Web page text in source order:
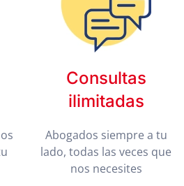
Consultas
ilimitadas
Abogados siempre a tu
lado, todas las veces que
nos necesites